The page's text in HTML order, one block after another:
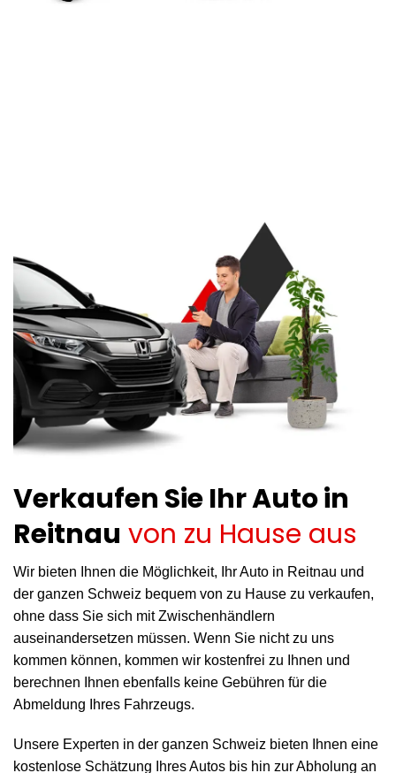
Verkaufen Sie Ihr Auto in
Reitnau von zu Hause aus
Wir bieten Ihnen die Möglichkeit, Ihr Auto in Reitnau und
der ganzen Schweiz bequem von zu Hause zu verkaufen,
ohne dass Sie sich mit Zwischenhändlern
auseinandersetzen müssen. Wenn Sie nicht zu uns
kommen können, kommen wir kostenfrei zu Ihnen und
berechnen Ihnen ebenfalls keine Gebühren für die
Abmeldung Ihres Fahrzeugs.
Unsere Experten in der ganzen Schweiz bieten Ihnen eine
kostenlose Schätzung Ihres Autos bis hin zur Abholung an